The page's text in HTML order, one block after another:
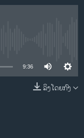
9:36
ລິງໂດຍກົງ